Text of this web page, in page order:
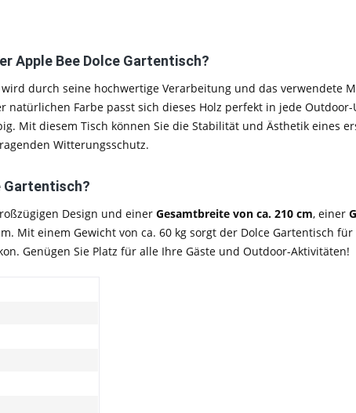
Apple Bee Dolce Gartentisch?
durch seine hochwertige Verarbeitung und das verwendete
natürlichen Farbe passt sich dieses Holz perfekt in jede
Mit diesem Tisch können Sie die Stabilität und Ästhetik eines
Witterungsschutz.
Gartentisch?
Design und einer Gesamtbreite von ca. 210 cm, einer
Mit einem Gewicht von ca. 60 kg sorgt der Dolce Gartentisch
Genügen Sie Platz für alle Ihre Gäste und Outdoor-Aktivitäten!